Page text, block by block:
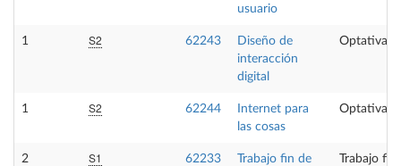
usuario
1 S2 62243
Diseño de
interacción
digital
Optativa
1 S2 62244
Internet para
las cosas
Optativa
2 S1 62233
Trabajo fin de
Trabajo